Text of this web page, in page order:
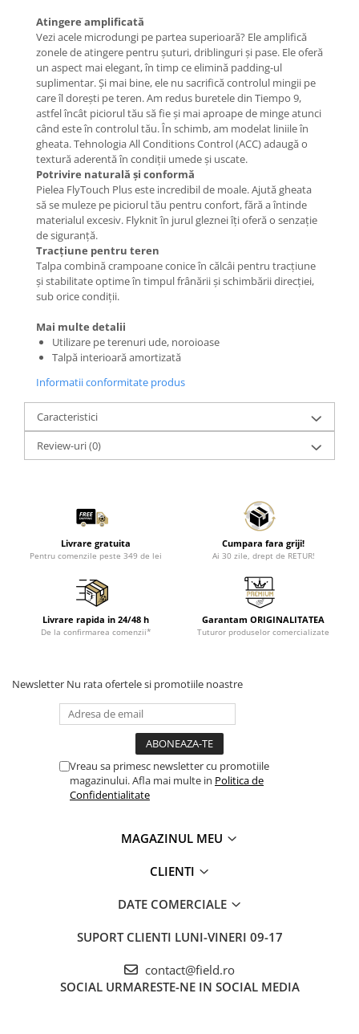
Atingere amplificată
Vezi acele microdungi pe partea superioară? Ele amplifică
zonele de atingere pentru șuturi, driblinguri și pase. Ele oferă
un aspect mai elegant, în timp ce elimină padding-ul
suplimentar. Și mai bine, ele nu sacrifică controlul mingii pe
care îl dorești pe teren. Am redus buretele din Tiempo 9,
astfel încât piciorul tău să fie și mai aproape de minge atunci
când este în controlul tău. În schimb, am modelat liniile în
gheata. Tehnologia All Conditions Control (ACC) adaugă o
textură aderentă în condiții umede și uscate.
Potrivire naturală și conformă
Pielea FlyTouch Plus este incredibil de moale. Ajută gheata
să se muleze pe piciorul tău pentru confort, fără a întinde
materialul excesiv. Flyknit în jurul gleznei îți oferă o senzație
de siguranță.
Tracțiune pentru teren
Talpa combină crampoane conice în călcâi pentru tracțiune
și stabilitate optime în timpul frânării și schimbării direcției,
sub orice condiții.
Mai multe detalii
Utilizare pe terenuri ude, noroioase
Talpă interioară amortizată
Informatii conformitate produs
Caracteristici
Review-uri(0)
Livrare gratuita
Pentru comenzile peste 349 de lei
Cumpara fara griji!
Ai 30 zile, drept de RETUR!
Livrare rapida in 24/48 h
De la confirmarea comenzii*
Garantam ORIGINALITATEA
Tuturor produselor comercializate
Newsletter Nu rata ofertele si promotiile noastre
Vreau sa primesc newsletter cu promotiile
magazinului. Afla mai multe in Politica de
Confidentialitate
MAGAZINUL MEU
CLIENTI
DATE COMERCIALE
SUPORT CLIENTI LUNI-VINERI 09-17
contact@field.ro
SOCIAL URMARESTE-NE IN SOCIAL MEDIA